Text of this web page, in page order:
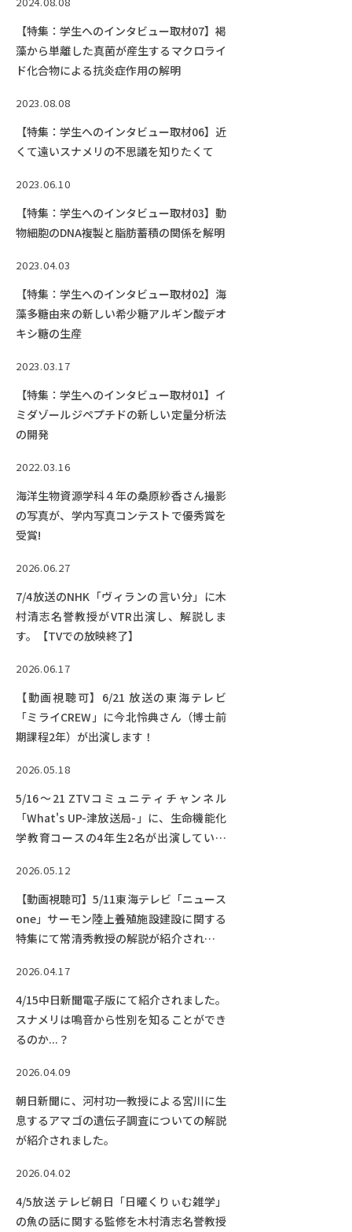
【特集：学生へのインタビュー取材07】褐
藻から単離した真菌が産生するマクロライ
ド化合物による抗炎症作用の解明
2023.08.08
【特集：学生へのインタビュー取材06】近
くて遠いスナメリの不思議を知りたくて
2023.06.10
【特集：学生へのインタビュー取材03】動
物細胞のDNA複製と脂肪蓄積の関係を解明
2023.04.03
【特集：学生へのインタビュー取材02】海
藻多糖由来の新しい希少糖アルギン酸デオ
キシ糖の生産
2023.03.17
【特集：学生へのインタビュー取材01】イ
ミダゾールジペプチドの新しい定量分析法
の開発
2022.03.16
海洋生物資源学科４年の桑原紗香さん撮影
の写真が、学内写真コンテストで優秀賞を
受賞!
2026.06.27
7/4放送のNHK「ヴィランの言い分」に木
村清志名誉教授がVTR出演し、解説しま
す。【TVでの放映終了】
2026.06.17
【動画視聴可】6/21 放送の東海テレビ
「ミライCREW」に今北怜典さん（博士前
期課程2年）が出演します！
2026.05.18
5/16～21 ZTVコミュニティチャンネル
「What's UP-津放送局-」に、生命機能化
学教育コースの4年生2名が出演していま
2026.05.12
【動画視聴可】5/11東海テレビ「ニュース
one」サーモン陸上養殖施設建設に関する
特集にて常清秀教授の解説が紹介されまし
2026.04.17
4/15中日新聞電子版にて紹介されました。
スナメリは鳴音から性別を知ることができ
るのか...？
2026.04.09
朝日新聞に、河村功一教授による宮川に生
息するアマゴの遺伝子調査についての解説
が紹介されました。
2026.04.02
4/5放送 テレビ朝日「日曜くりぃむ雑学」
の魚の話に関する監修を木村清志名誉教授